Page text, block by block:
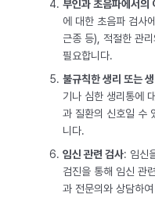
부인과 초음파에서의
에 대한 초음파 검사
근종 등), 적절한 관
필요합니다.
불규칙한 생리 또는
기나 심한 생리통에
과 질환의 신호일 수
니다.
임신 관련 검사: 임신
검진을 통해 임신 관
과 전문의와 상담하